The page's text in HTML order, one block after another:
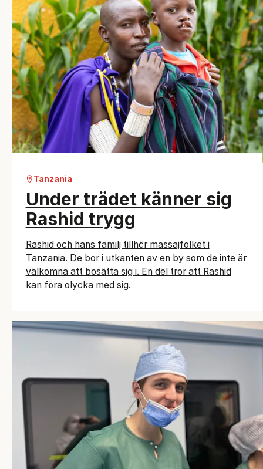
Tanzania
Under trädet känner sig
Rashid trygg
Rashid och hans familj tillhör massajfolket i
Tanzania. De bor i utkanten av en by som de inte är
välkomna att bosätta sig i. En del tror att Rashid
kan föra olycka med sig.